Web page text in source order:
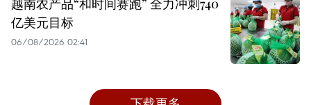
亿美元目标
06/08/2026 02:41